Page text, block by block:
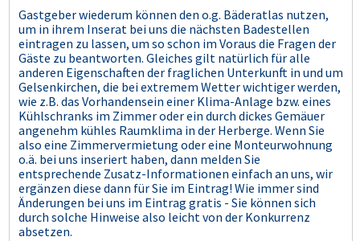
Gastgeber wiederum können den o.g. Bäderatlas nutzen,
um in ihrem Inserat bei uns die nächsten Badestellen
eintragen zu lassen, um so schon im Voraus die Fragen der
Gäste zu beantworten. Gleiches gilt natürlich für alle
anderen Eigenschaften der fraglichen Unterkunft in und um
Gelsenkirchen, die bei extremem Wetter wichtiger werden,
wie z.B. das Vorhandensein einer Klima-Anlage bzw. eines
Kühlschranks im Zimmer oder ein durch dickes Gemäuer
angenehm kühles Raumklima in der Herberge. Wenn Sie
also eine Zimmervermietung oder eine Monteurwohnung
o.ä. bei uns inseriert haben, dann melden Sie
entsprechende Zusatz-Informationen einfach an uns, wir
ergänzen diese dann für Sie im Eintrag! Wie immer sind
Änderungen bei uns im Eintrag gratis - Sie können sich
durch solche Hinweise also leicht von der Konkurrenz
absetzen.